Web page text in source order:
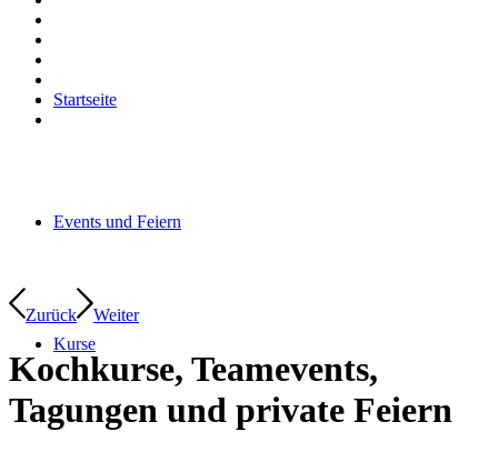
Startseite
Events und Feiern
Kurse
Zurück Weiter
Kochkurse, Teamevents,
Tagungen und private Feiern